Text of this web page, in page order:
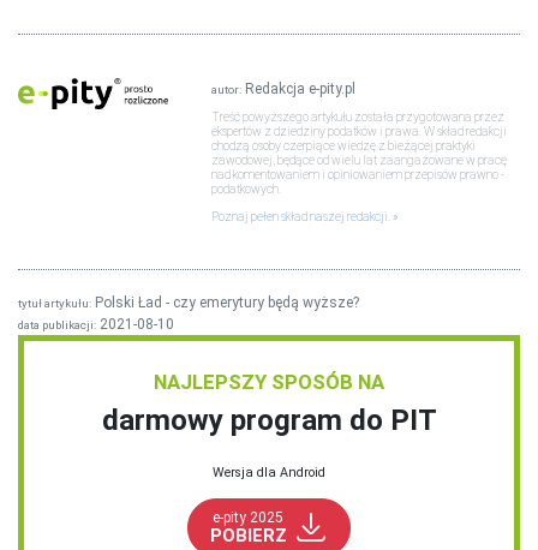
NAJLEPSZY SPOSÓB NA
darmowy program do PIT
Wersja dla Android
e-pity 2025
POBIERZ
autor: Redakcja e-pity.pl
Treść powyższego artykułu została przygotowana przez
ekspertów z dziedziny podatków i prawa. W skład redakcji
chodzą osoby czerpiące wiedzę z bieżącej praktyki
zawodowej, będące od wielu lat zaangażowane w pracę
nad komentowaniem i opiniowaniem przepisów prawno -
podatkowych.
Poznaj pełen skład naszej redakcji.
tytuł artykułu: Polski Ład - czy emerytury będą wyższe?
data publikacji: 2021-08-10